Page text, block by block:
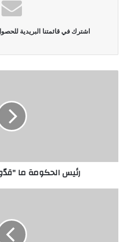
اشترك في قائمتنا البريدية
رئيس الحكومة ما